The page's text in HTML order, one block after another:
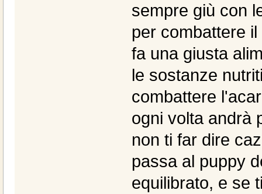
sempre giù con
per combattere
fa una giusta
le sostanze
combattere
ogni volta andrà
non ti far dire
passa al puppy
equilibrato, e se